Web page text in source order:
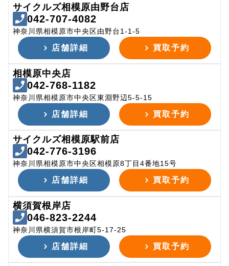
サイクルズ相模原由野台店
042-707-4082
神奈川県相模原市中央区由野台1-1-5
店舗詳細 買取予約
相模原中央店
042-768-1182
神奈川県相模原市中央区東淵野辺5-5-15
店舗詳細 買取予約
サイクルズ相模原駅前店
042-776-3196
神奈川県相模原市中央区相模原8丁目4番地15号
店舗詳細 買取予約
横須賀根岸店
046-823-2244
神奈川県横須賀市根岸町5-17-25
店舗詳細 買取予約